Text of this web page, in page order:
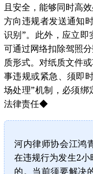
且安全，能够同时高
方向违规者发送通知
识别”。此外，应立
可通过网络扣除驾照
质形式。对纸质文件
事违规或紧急、须即
场处理”机制，必须
法律责任◆
河内律师协会江鸿
在违规行为发生2
的。当前须要解决